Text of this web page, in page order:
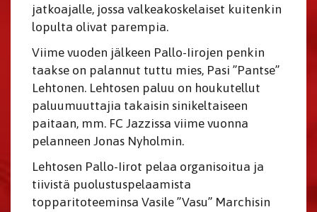
jatkoajalle, jossa valkeakoskelaiset kuitenkin
lopulta olivat parempia.
Viime vuoden jälkeen Pallo-Iirojen penkin
taakse on palannut tuttu mies, Pasi ”Pantse”
Lehtonen. Lehtosen paluu on houkutellut
paluumuuttajia takaisin sinikeltaiseen
paitaan, mm. FC Jazzissa viime vuonna
pelanneen Jonas Nyholmin.
Lehtosen Pallo-Iirot pelaa organisoitua ja
tiivistä puolustuspelaamista
topparitoteeminsa Vasile ”Vasu” Marchisin